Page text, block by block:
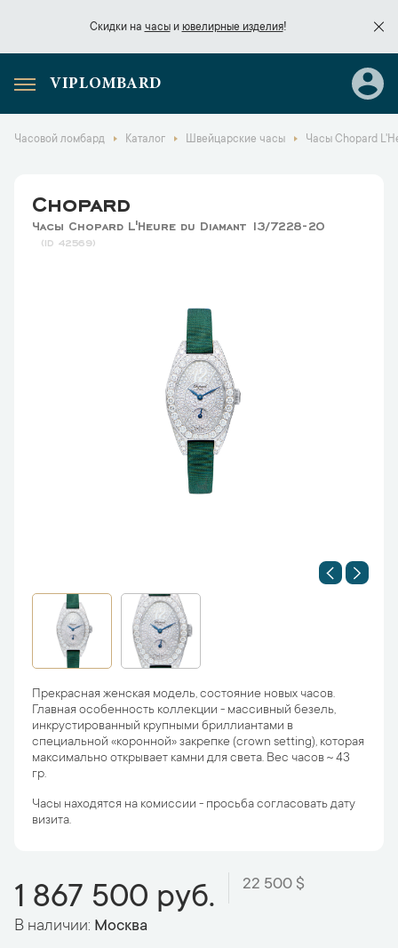
Скидки на часыи ювелирные изделия!
Скидки начасы
VIPLOMBARD
Часовой ломбард Каталог Швейцарские часы Часы Chopard
Chopard
Часы Chopard L'Heure du Diamant 13/7228-20
42569
Прекрасная женская модель, состояние новых часов.
Главная особенность коллекции - массивный безель,
инкрустированный крупными бриллиантами в
специальной «коронной» закрепке (crown setting), которая
максимально открывает камни для света. Вес часов ~ 43
гр.
Часы находятся на комиссии - просьба согласовать дату
визита.
1 867 500 руб. 22 500 $
В наличии: Москва